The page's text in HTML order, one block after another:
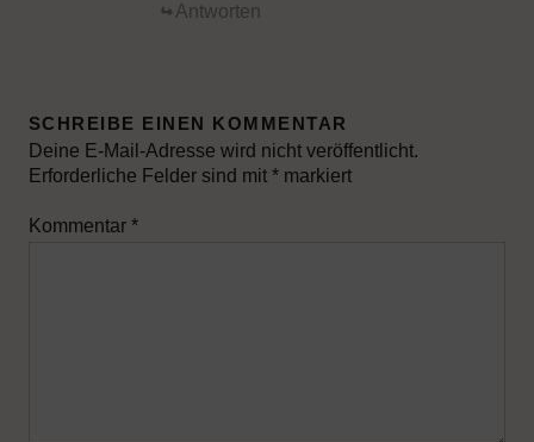
Antworten
SCHREIBE EINEN KOMMENTAR
Deine E-Mail-Adresse wird nicht veröffentlicht.
Erforderliche Felder sind mit *markiert
Kommentar *